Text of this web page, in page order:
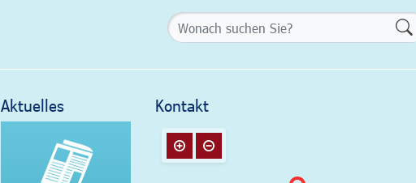
Aktuelles Kontakt